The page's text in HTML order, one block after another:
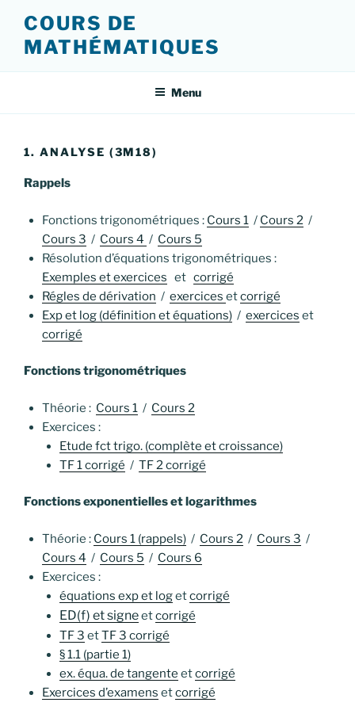
contenu
COURS DE
MATHÉMATIQUES
Menu
1. ANALYSE (3M18)
Rappels
Fonctions trigonométriques : Cours 1 / Cours 2 /
Cours 3 / Cours 4 / Cours 5
Résolution d’équations trigonométriques :
Exemples et exercices et corrigé
Régles de dérivation / exercices etcorrigé
Exp et log (définition et équations)/ exercices et
corrigé
Fonctions trigonométriques
Théorie : Cours 1 / Cours 2
Exercices :
Etude fct trigo. (complète et croissance)
TF 1 corrigé / TF 2 corrigé
Fonctions exponentielles et logarithmes
Théorie : Cours 1 (rappels)/ Cours 2 / Cours 3 /
Cours 4 / Cours 5 / Cours 6
Exercices :
équations exp et logetcorrigé
ED(f) et signeetcorrigé
TF 3 etTF 3 corrigé
§ 1.1 (partie 1)
ex. équa. de tangente etcorrigé
Exercices d’examens etcorrigé